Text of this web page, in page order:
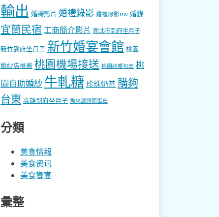
輸出 婚禮影片 婚禮錄影 婚禮錄影mv 婚錄
宜蘭民宿 工商簡介影片 新北市到府坐月子
新竹到府坐月子 新竹婚宴會館 桃園
婚紗店推薦 桃園機場接送 桃園結婚包套 桃
園自助婚紗 牛軋糖 珍珠奶茶 購夠
台東 高雄到府坐月子 魚來源膠原蛋白
分類
美食情報
美食资讯
美食饗宴
彙整